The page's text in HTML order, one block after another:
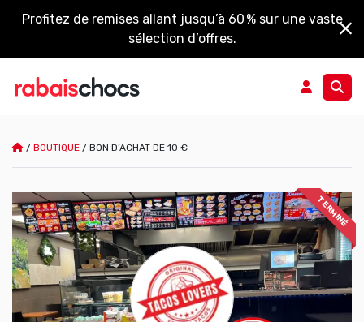
Profitez de remises allant jusqu’à 60 % sur une vaste
sélection d’offres.
/ BOUTIQUE / BON D’ACHAT DE 10 €
TERMINÉ